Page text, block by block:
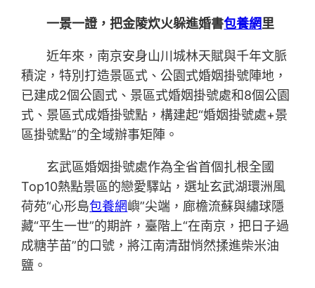
一景一證，把金陵炊火躲進婚書包養網里
近年來，南京安身山川城林天賦與千年文脈
積淀，特別打造景區式、公園式婚姻掛號陣地，
已建成2個公園式、景區式婚姻掛號處和8個公園
式、景區式成婚掛號點，構建起“婚姻掛號處+景
區掛號點”的全域辦事矩陣。
玄武區婚姻掛號處作為全省首個扎根全國
Top10熱點景區的戀愛驛站，選址玄武湖環洲風
荷苑“心形島包養網嶼”尖端，廊檐流蘇與繡球隱
藏“平生一世”的期許，臺階上“在南京，把日子過
成糖芋苗”的口號，將江南清甜悄然揉進柴米油
鹽。